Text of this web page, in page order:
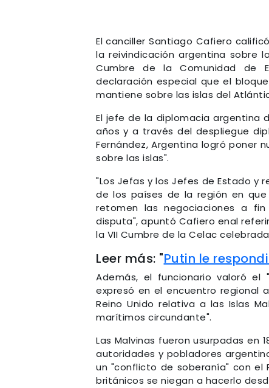
El canciller Santiago Cafiero
la reivindicación argentina sobre
Cumbre de la Comunidad de
declaración especial que el
mantiene sobre las islas del
El jefe de la diplomacia argentina
años y a través del despliegue
Fernández, Argentina logró poner
sobre las islas".
"Los Jefas y los Jefes de Estado
de los países de la región en que
retomen las negociaciones a
disputa", apuntó Cafiero enal
la VII Cumbre de la Celac
Leer más: "Putin le
Además, el funcionario valoró el
expresó en el encuentro regional
Reino Unido relativa a las Islas
marítimos circundante".
Las Malvinas fueron usurpadas en
autoridades y pobladores
un "conflicto de soberanía" con el
británicos se niegan a hacerlo